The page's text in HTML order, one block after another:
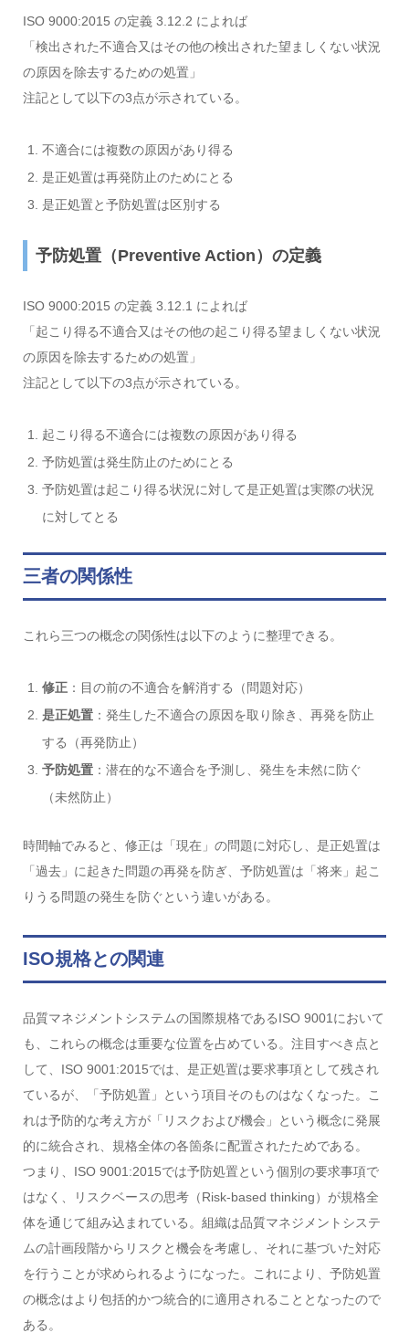
ISO 9000:2015 の定義 3.12.2 によれば
「検出された不適合又はその他の検出された望ましくない状況
の原因を除去するための処置」
注記として以下の3点が示されている。
不適合には複数の原因があり得る
是正処置は再発防止のためにとる
是正処置と予防処置は区別する
予防処置（Preventive Action）の定義
ISO 9000:2015 の定義 3.12.1 によれば
「起こり得る不適合又はその他の起こり得る望ましくない状況
の原因を除去するための処置」
注記として以下の3点が示されている。
起こり得る不適合には複数の原因があり得る
予防処置は発生防止のためにとる
予防処置は起こり得る状況に対して是正処置は実際の状況
に対してとる
三者の関係性
これら三つの概念の関係性は以下のように整理できる。
修正：目の前の不適合を解消する（問題対応）
是正処置：発生した不適合の原因を取り除き、再発を防止
する（再発防止）
予防処置：潜在的な不適合を予測し、発生を未然に防ぐ
（未然防止）
時間軸でみると、修正は「現在」の問題に対応し、是正処置は
「過去」に起きた問題の再発を防ぎ、予防処置は「将来」起こ
りうる問題の発生を防ぐという違いがある。
ISO規格との関連
品質マネジメントシステムの国際規格であるISO 9001において
も、これらの概念は重要な位置を占めている。注目すべき点と
して、ISO 9001:2015では、是正処置は要求事項として残され
ているが、「予防処置」という項目そのものはなくなった。こ
れは予防的な考え方が「リスクおよび機会」という概念に発展
的に統合され、規格全体の各箇条に配置されたためである。
つまり、ISO 9001:2015では予防処置という個別の要求事項で
はなく、リスクベースの思考（Risk-based thinking）が規格全
体を通じて組み込まれている。組織は品質マネジメントシステ
ムの計画段階からリスクと機会を考慮し、それに基づいた対応
を行うことが求められるようになった。これにより、予防処置
の概念はより包括的かつ統合的に適用されることとなったので
ある。